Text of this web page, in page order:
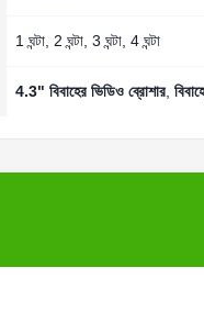
1 ঘন্টা, 2 ঘন্টা, 3 ঘন্টা, 4 ঘন্টা
4.3" বিবাহের ভিডিও ব্রোশার